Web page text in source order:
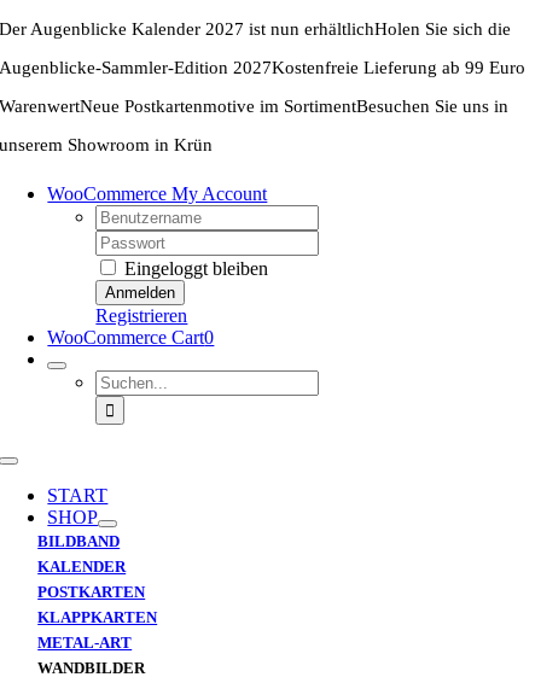
Zum
Inhalt
springen
Der Augenblicke Kalender 2027 ist nun erhältlichHolen Sie sich die
Augenblicke-Sammler-Edition 2027Kostenfreie Lieferung ab 99 Euro
WarenwertNeue Postkartenmotive im SortimentBesuchen Sie uns in
unserem Showroom in Krün
WooCommerce My Account
Username:
Password:
Eingeloggt bleiben
Registrieren
WooCommerce Cart0
Suche
nach:
Toggle
NavigationSTART
SHOP
BILDBAND
KALENDER
POSTKARTEN
KLAPPKARTEN
METAL-ART
WANDBILDER